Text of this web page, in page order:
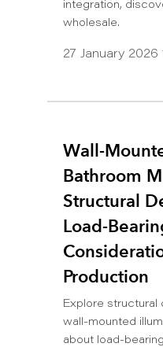
integration,
wholesale.
27 January 2026
Wall-
Bathroom
Structural
Load-
Production
Explore
wall-mounted
about load-